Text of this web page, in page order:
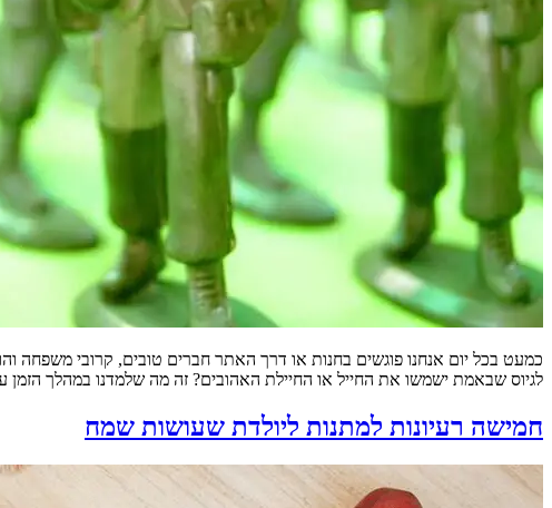
כמעט בכל יום אנחנו פוגשים בחנות או דרך האתר חברים טובים, קרובי משפחה
לגיוס שבאמת ישמשו את החייל או החיילת האהובים? זה מה שלמדנו במהלך
חמישה רעיונות למתנות ליולדת שעושות שמח